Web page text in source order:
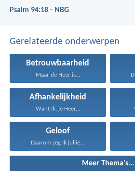
Psalm 94:18 - NBG
Gerelateerde onderwerpen
Betrouwbaarheid
Maar de Heer is...
Afhankelijkheid
Want Ik, je Heer...
Geloof
Daarom zeg Ik jullie...
Meer Thema's...